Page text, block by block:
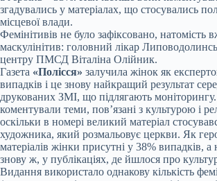
згадувались у матеріалах, що стосувались
місцевої влади.
Фемінітивів не було зафіксовано, натомість
маскулінітив: головний лікар
центру ПМСД Віталіна Олійник.
Газета «Полісся» залучила жінок як
випадків і це знову найкращий результат
друкованих ЗМІ, що підлягають
коментували теми, пов’язані з культурою і
оскільки в номері великий матеріал
художника, який розмальовує церкви. Як
матеріалів жінки присутні у 38% випадків, а
знову ж, у публікаціях, де йшлося про
Видання використало однакову кількість